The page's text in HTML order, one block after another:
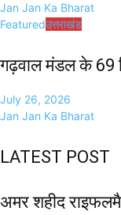
Jan Jan Ka Bharat
Featuredउत्तराखंड
गढ़वाल मंडल के 69
July 26, 2026
Jan Jan Ka Bharat
LATEST POST
अमर शहीद